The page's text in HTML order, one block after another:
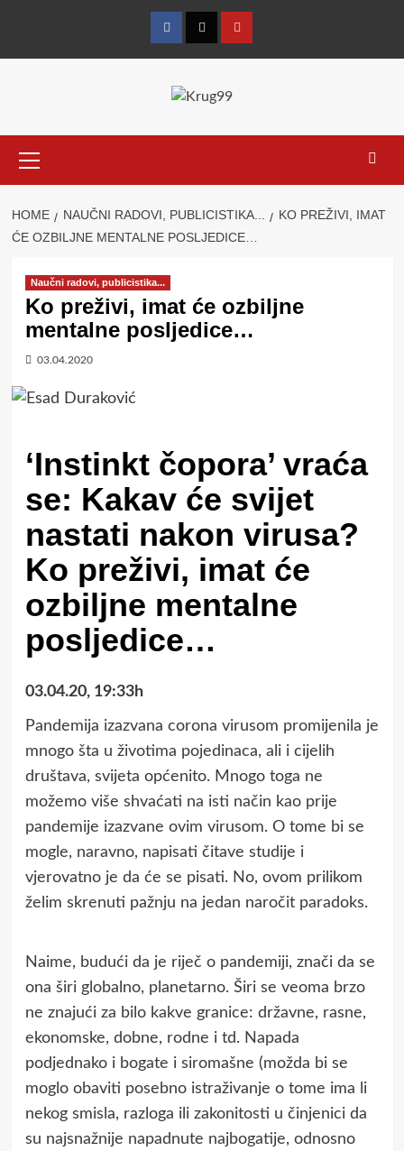
FacebookTwitterYouTube
Menu
HOME NAUČNI RADOVI, PUBLICISTIKA...
KO PREŽIVI, IMAT
ĆE OZBILJNE MENTALNE POSLJEDICE…
Naučni radovi, publicistika...
Ko preživi, imat će ozbiljne
mentalne posljedice…
03.04.2020
‘Instinkt čopora’ vraća
se: Kakav će svijet
nastati nakon virusa?
Ko preživi, imat će
ozbiljne mentalne
posljedice…
03.04.20, 19:33h
Pandemija izazvana corona virusom promijenila je
mnogo šta u životima pojedinaca, ali i cijelih
društava, svijeta općenito. Mnogo toga ne
možemo više shvaćati na isti način kao prije
pandemije izazvane ovim virusom. O tome bi se
mogle, naravno, napisati čitave studije i
vjerovatno je da će se pisati. No, ovom prilikom
želim skrenuti pažnju na jedan naročit paradoks.
Naime, budući da je riječ o pandemiji, znači da se
ona širi globalno, planetarno. Širi se veoma brzo
ne znajući za bilo kakve granice: državne, rasne,
ekonomske, dobne, rodne i td. Napada
podjednako i bogate i siromašne (možda bi se
moglo obaviti posebno istraživanje o tome ima li
nekog smisla, razloga ili zakonitosti u činjenici da
su najsnažnije napadnute najbogatije, odnosno